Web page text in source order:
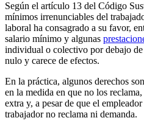
Según el artículo 13 del Código
mínimos irrenunciables del
laboral ha consagrado a su favor,
salario mínimo y algunas
individual o colectivo por debajo
nulo y carece de efectos.
En la práctica, algunos derechos
en la medida en que no los
extra y, a pesar de que el
trabajador no reclama ni demanda.